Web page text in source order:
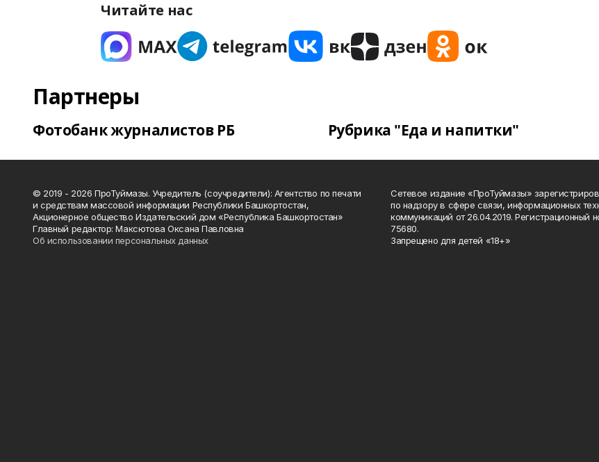
Читайте нас
Партнеры
Фотобанк журналистов РБ Рубрика "Еда и напитки"
© 2019 - 2026 ПроТуймазы. Учредитель (соучредители): Агентство по печати
и средствам массовой информации Республики Башкортостан,
Акционерное общество Издательский дом «Республика Башкортостан»
Главный редактор: Максютова Оксана Павловна
Об использовании персональных данных
Сетевое издание «ПроТуймазы»
по надзору в сфере связи, информационных
коммуникаций от 26.04.2019.
75680.
Запрещено для детей «18+»